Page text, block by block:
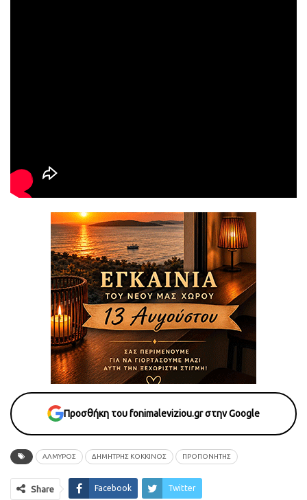
Προσθήκη του fonimaleviziou.gr στην Google
ΑΛΜΥΡΟΣ ΔΗΜΉΤΡΗΣ ΚΌΚΚΙΝΟΣ ΠΡΟΠΟΝΗΤΗΣ
Share Facebook Twitter